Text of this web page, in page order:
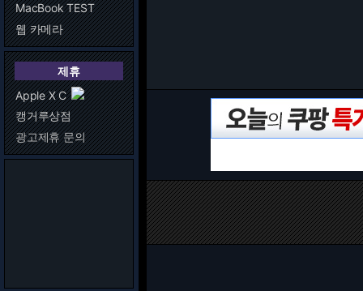
MacBook TEST
웹 카메라
제휴
Apple X C
캥거루상점
광고제휴 문의